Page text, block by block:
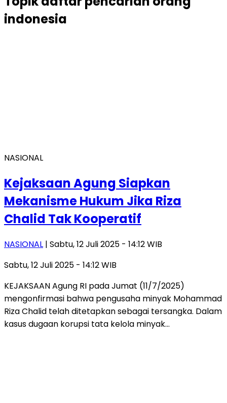
indonesia
NASIONAL
Kejaksaan Agung Siapkan
Mekanisme Hukum Jika Riza
Chalid Tak Kooperatif
NASIONAL | Sabtu, 12 Juli 2025 - 14:12 WIB
Sabtu, 12 Juli 2025 - 14:12 WIB
KEJAKSAAN Agung RI pada Jumat (11/7/2025)
mengonfirmasi bahwa pengusaha minyak Mohammad
Riza Chalid telah ditetapkan sebagai tersangka. Dalam
kasus dugaan korupsi tata kelola minyak…